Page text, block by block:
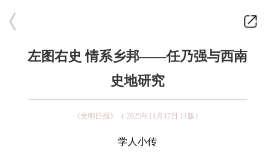
左图右史 情系乡邦——任乃强与西南
史地研究
《光明日报》（ 2025年11月17日 11版）
学人小传